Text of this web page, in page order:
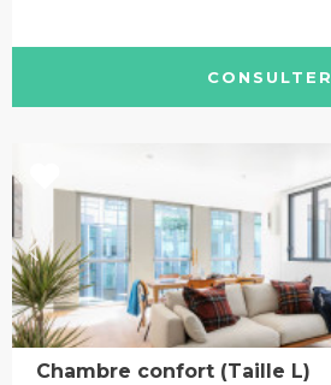
CONSULTER
Chambre confort (Taille L)